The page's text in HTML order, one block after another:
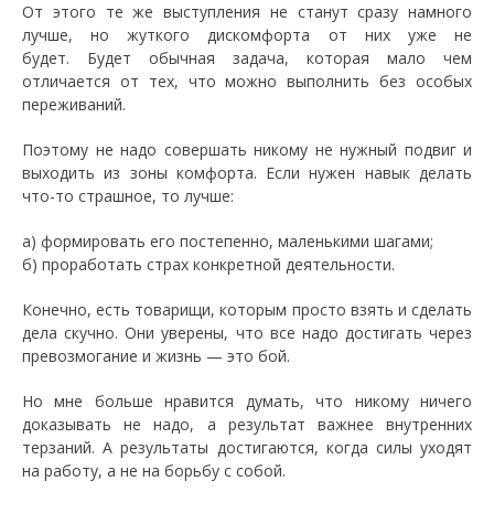
От этого те же выступления не станут сразу намного
лучше, но жуткого дискомфорта от них уже не
будет. Будет обычная задача, которая мало чем
отличается от тех, что можно выполнить без особых
переживаний.
Поэтому не надо совершать никому не нужный подвиг и
выходить из зоны комфорта. Если нужен навык делать
что-то страшное, то лучше:
а) формировать его постепенно, маленькими шагами;
б) проработать страх конкретной деятельности.
Конечно, есть товарищи, которым просто взять и сделать
дела скучно. Они уверены, что все надо достигать через
превозмогание и жизнь — это бой.
Но мне больше нравится думать, что никому ничего
доказывать не надо, а результат важнее внутренних
терзаний. А результаты достигаются, когда силы уходят
на работу, а не на борьбу с собой.